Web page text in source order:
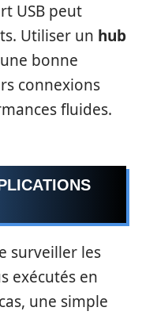
USB peut
Utiliser un hub
bonne
connexions
fluides.
surveiller les
exécutés en
une simple